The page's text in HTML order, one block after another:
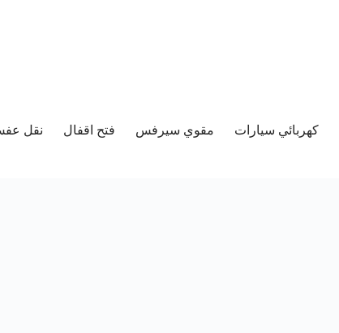
كهربائي سيارات مقوي سيرفس فتح اقفال نقل